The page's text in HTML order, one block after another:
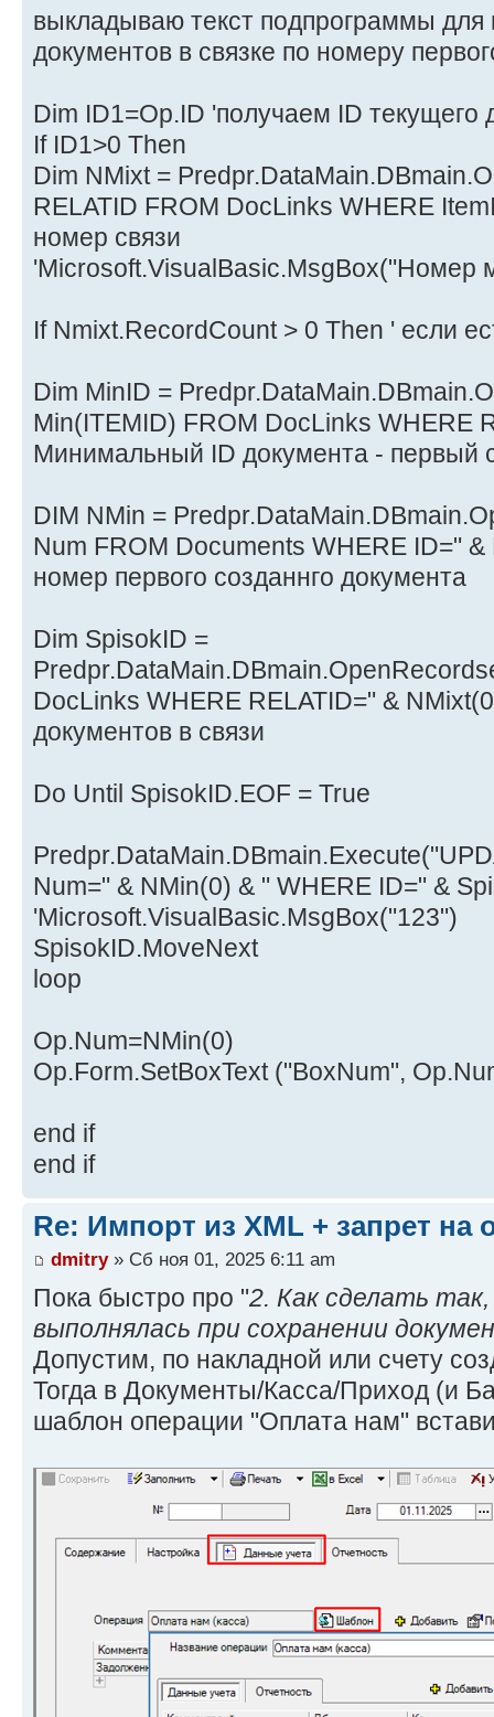
выкладываю текст подпрограммы
документов в связке по номеру
Dim ID1=Op.ID 'получаем ID текущего
If ID1>0 Then
Dim NMixt =
RELATID FROM DocLinks WHERE
номер связи
'Microsoft.VisualBasic.MsgBox("Номер
If Nmixt.RecordCount > 0 Then ' если
Dim MinID =
Min(ITEMID) FROM DocLinks WHERE
Минимальный ID документа - первый
DIM NMin =
Num FROM Documents WHERE ID="
номер первого созданнго документа
Dim SpisokID =
DocLinks WHERE RELATID=" &
документов в связи
Do Until SpisokID.EOF = True
Num=" & NMin(0) & " WHERE ID=" &
'Microsoft.VisualBasic.MsgBox("123")
SpisokID.MoveNext
loop
Op.Num=NMin(0)
Op.Form.SetBoxText ("BoxNum",
end if
end if
Re: Импорт из XML + запрет на
dmitry» Сб ноя 01, 2025 6:11 am
Пока быстро про "2. Как сделать
выполнялась при сохранении
Допустим, по накладной или счету
Тогда в Документы/Касса/Приход (и
шаблон операции "Оплата нам"